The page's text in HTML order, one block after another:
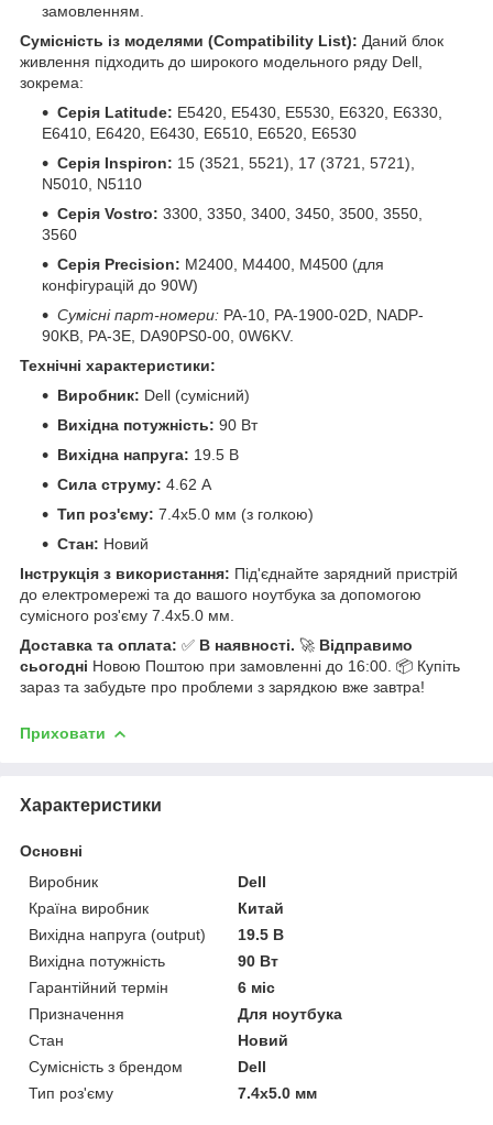
замовленням.
Сумісність із моделями (Compatibility List): Даний блок
живлення підходить до широкого модельного ряду Dell,
зокрема:
Серія Latitude: E5420, E5430, E5530, E6320, E6330,
E6410, E6420, E6430, E6510, E6520, E6530
Серія Inspiron: 15 (3521, 5521), 17 (3721, 5721),
N5010, N5110
Серія Vostro: 3300, 3350, 3400, 3450, 3500, 3550,
3560
Серія Precision: M2400, M4400, M4500 (для
конфігурацій до 90W)
Сумісні парт-номери: PA-10, PA-1900-02D, NADP-
90KB, PA-3E, DA90PS0-00, 0W6KV.
Технічні характеристики:
Виробник: Dell (сумісний)
Вихідна потужність: 90 Вт
Вихідна напруга: 19.5 В
Сила струму: 4.62 А
Тип роз'єму: 7.4x5.0 мм (з голкою)
Стан: Новий
Інструкція з використання: Під'єднайте зарядний пристрій
до електромережі та до вашого ноутбука за допомогою
сумісного роз'єму 7.4x5.0 мм.
Доставка та оплата: ✅ В наявності. 🚀 Відправимо
сьогодні Новою Поштою при замовленні до 16:00. 📦 Купіть
зараз та забудьте про проблеми з зарядкою вже завтра!
Приховати
Характеристики
Основні
Виробник
Dell
Країна виробник
Китай
Вихідна напруга (output)
19.5 В
Вихідна потужність
90 Вт
Гарантійний термін
6 міс
Призначення
Для ноутбука
Стан
Новий
Сумісність з брендом
Dell
Тип роз'єму
7.4x5.0 мм